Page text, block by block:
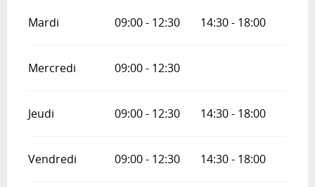
Mardi 09:00 - 12:30 14:30 - 18:00
Mercredi 09:00 - 12:30
Jeudi 09:00 - 12:30 14:30 - 18:00
Vendredi 09:00 - 12:30 14:30 - 18:00